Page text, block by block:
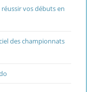
vos débuts en
des championnats